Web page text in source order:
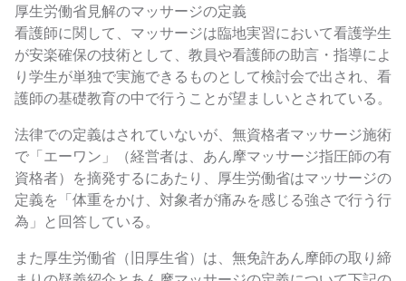
厚生労働省見解のマッサージの定義
看護師に関して、マッサージは臨地実習において看護学生
が安楽確保の技術として、教員や看護師の助言・指導によ
り学生が単独で実施できるものとして検討会で出され、看
護師の基礎教育の中で行うことが望ましいとされている。
法律での定義はされていないが、無資格者マッサージ施術
で「エーワン」（経営者は、あん摩マッサージ指圧師の有
資格者）を摘発するにあたり、厚生労働省はマッサージの
定義を「体重をかけ、対象者が痛みを感じる強さで行う行
為」と回答している。
また厚生労働省（旧厚生省）は、無免許あん摩師の取り締